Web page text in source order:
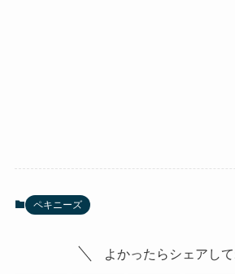
ペキニーズ
よかったらシェアして